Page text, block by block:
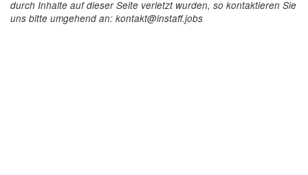
durch Inhalte auf dieser Seite verletzt wurden, so kontaktieren Sie
uns bitte umgehend an: kontakt@instaff.jobs